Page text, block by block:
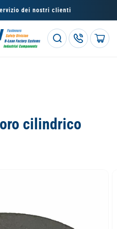
dei nostri clienti
Carrello
cilindrico